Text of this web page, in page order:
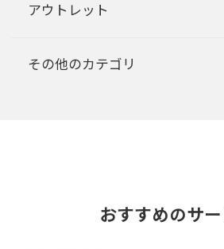
アウトレット
その他のカテゴリ
おすすめのサ